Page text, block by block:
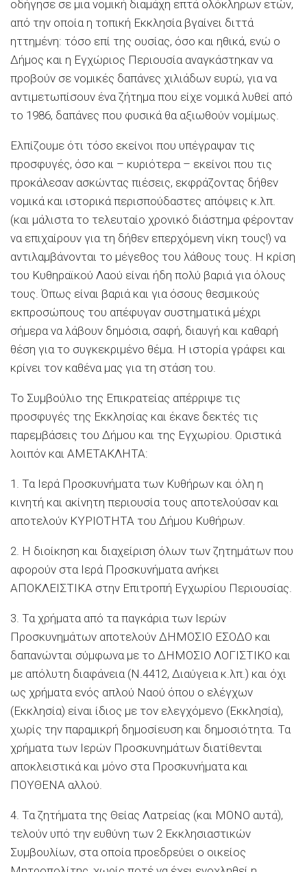
οδήγησε σε μια νομική διαμάχη επτά ολόκληρων ετών,
από την οποία η τοπική Εκκλησία βγαίνει διττά
ηττημένη: τόσο επί της ουσίας, όσο και ηθικά, ενώ ο
Δήμος και η Εγχώριος Περιουσία αναγκάστηκαν να
προβούν σε νομικές δαπάνες χιλιάδων ευρώ, για να
αντιμετωπίσουν ένα ζήτημα που είχε νομικά λυθεί από
το 1986, δαπάνες που φυσικά θα αξιωθούν νομίμως.
Ελπίζουμε ότι τόσο εκείνοι που υπέγραψαν τις
προσφυγές, όσο και – κυριότερα – εκείνοι που τις
προκάλεσαν ασκώντας πιέσεις, εκφράζοντας δήθεν
νομικά και ιστορικά περισπούδαστες απόψεις κ.λπ.
(και μάλιστα το τελευταίο χρονικό διάστημα φέρονταν
να επιχαίρουν για τη δήθεν επερχόμενη νίκη τους!) να
αντιλαμβάνονται το μέγεθος του λάθους τους. Η κρίση
του Κυθηραϊκού Λαού είναι ήδη πολύ βαριά για όλους
τους. Όπως είναι βαριά και για όσους θεσμικούς
εκπροσώπους του απέφυγαν συστηματικά μέχρι
σήμερα να λάβουν δημόσια, σαφή, διαυγή και καθαρή
θέση για το συγκεκριμένο θέμα. Η ιστορία γράφει και
κρίνει τον καθένα μας για τη στάση του.
Το Συμβούλιο της Επικρατείας απέρριψε τις
προσφυγές της Εκκλησίας και έκανε δεκτές τις
παρεμβάσεις του Δήμου και της Εγχωρίου. Οριστικά
λοιπόν και ΑΜΕΤΑΚΛΗΤΑ:
1. Τα Ιερά Προσκυνήματα των Κυθήρων και όλη η
κινητή και ακίνητη περιουσία τους αποτελούσαν και
αποτελούν ΚΥΡΙΟΤΗΤΑ του Δήμου Κυθήρων.
2. Η διοίκηση και διαχείριση όλων των ζητημάτων που
αφορούν στα Ιερά Προσκυνήματα ανήκει
ΑΠΟΚΛΕΙΣΤΙΚΑ στην Επιτροπή Εγχωρίου Περιουσίας.
3. Τα χρήματα από τα παγκάρια των Ιερών
Προσκυνημάτων αποτελούν ΔΗΜΟΣΙΟ ΕΣΟΔΟ και
δαπανώνται σύμφωνα με το ΔΗΜΟΣΙΟ ΛΟΓΙΣΤΙΚΟ και
με απόλυτη διαφάνεια (Ν.4412, Διαύγεια κ.λπ.) και όχι
ως χρήματα ενός απλού Ναού όπου ο ελέγχων
(Εκκλησία) είναι ίδιος με τον ελεγχόμενο (Εκκλησία),
χωρίς την παραμικρή δημοσίευση και δημοσιότητα. Τα
χρήματα των Ιερών Προσκυνημάτων διατίθενται
αποκλειστικά και μόνο στα Προσκυνήματα και
ΠΟΥΘΕΝΑ αλλού.
4. Τα ζητήματα της Θείας Λατρείας (και ΜΟΝΟ αυτά),
τελούν υπό την ευθύνη των 2 Εκκλησιαστικών
Συμβουλίων, στα οποία προεδρεύει ο οικείος